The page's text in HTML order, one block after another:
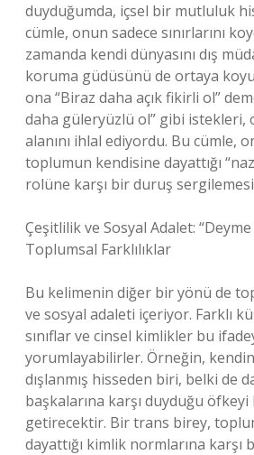
duyduğumda, içsel bir mutluluk
cümle, onun sadece sınırlarını
zamanda kendi dünyasını dış
koruma güdüsünü de ortaya
ona “Biraz daha açık fikirli ol”
daha güleryüzlü ol” gibi istekleri,
alanını ihlal ediyordu. Bu cümle,
toplumun kendisine dayattığı
rolüne karşı bir duruş
Çeşitlilik ve Sosyal Adalet:
Toplumsal Farklılıklar
Bu kelimenin diğer bir yönü de
ve sosyal adaleti içeriyor. Farklı
sınıflar ve cinsel kimlikler bu
yorumlayabilirler. Örneğin,
dışlanmış hisseden biri, belki de
başkalarına karşı duyduğu
getirecektir. Bir trans birey,
dayattığı kimlik normlarına karşı